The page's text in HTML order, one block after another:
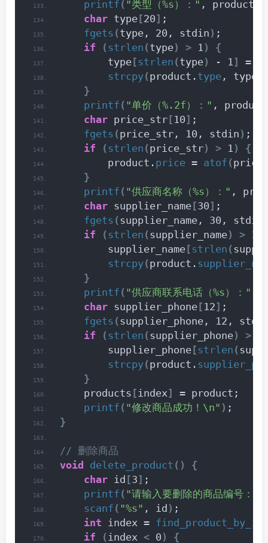
printf ( "类型（%s）：" , product.
char type [20] ;
fgets (type, 20, stdin ) ;
if
(strlen (type) > 1 )
{
        type
[strlen (type) - 1] =
strcpy(product. type , type
}
printf ( "单价（%.2f）：" ,
char price_str [ 10] ;
fgets (price_str, 10, stdin ) ;
if
(strlen (price_str) > 1 )
{
        product.
price = atof (
}
printf ( "供应商名称（%s）：" ,
char supplier_name [30] ;
fgets (supplier_name, 30, stdin
if
(strlen (supplier_name) > 1
        supplier_name
[strlen (
strcpy(product.
}
printf ( "供应商联系电话（%s）："
char supplier_phone [ 12] ;
fgets (supplier_phone, 12,
if
(strlen (supplier_phone) >
        supplier_phone
[strlen (
strcpy(product.
}
    products
[index]
= product;
printf ( "修改商品成功！\n" ) ;
}
// 删除商品
void
delete_product ()
{
char id [3] ;
printf ( "请输入要删除的商品编号："
scanf ( "%s" , id ) ;
int index = find_product_by_id
if
(index < 0 ) {